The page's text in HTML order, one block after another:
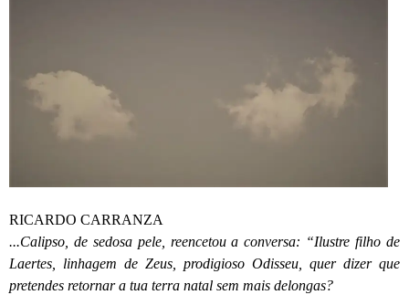
RICARDO CARRANZA
...Calipso, de sedosa pele, reencetou a conversa: “Ilustre filho de
Laertes, linhagem de Zeus, prodigioso Odisseu, quer dizer que
pretendes retornar a tua terra natal sem mais delongas?